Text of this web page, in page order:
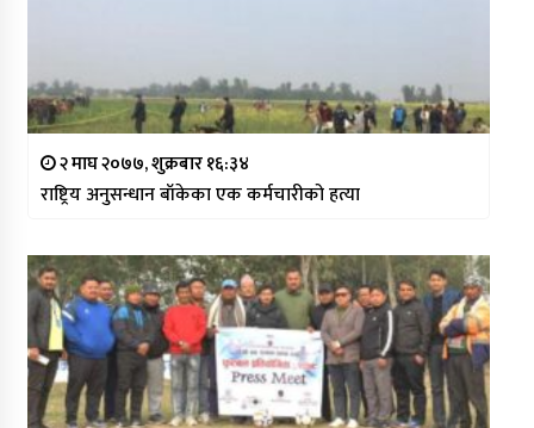
२ माघ २०७७, शुक्रबार १६:३४
राष्ट्रिय अनुसन्धान बाँकेका एक कर्मचारीको हत्या